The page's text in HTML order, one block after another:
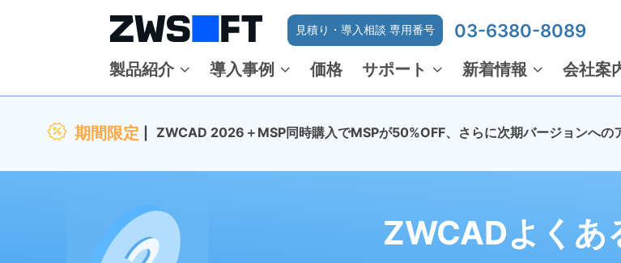
見積り・導入相談 専用番号 03-6380-8089
製品紹介 導入事例 価格 サポート 新着情報 会社案
期間限定 ZWCAD 2026＋MSP同時購入でMSPが50%OFF、さらに次期バージョンへの
ZWCADよくあ